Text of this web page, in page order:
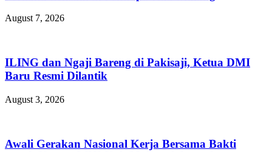
August 7, 2026
ILING dan Ngaji Bareng di Pakisaji, Ketua DMI
Baru Resmi Dilantik
August 3, 2026
Awali Gerakan Nasional Kerja Bersama Bakti